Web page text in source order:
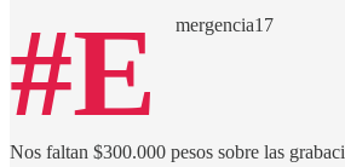
#E mergencia17
Nos faltan $300.000 pesos sobre las